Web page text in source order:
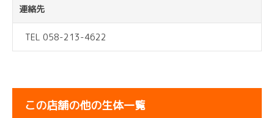
連絡先
TEL 058-213-4622
この店舗の他の生体一覧